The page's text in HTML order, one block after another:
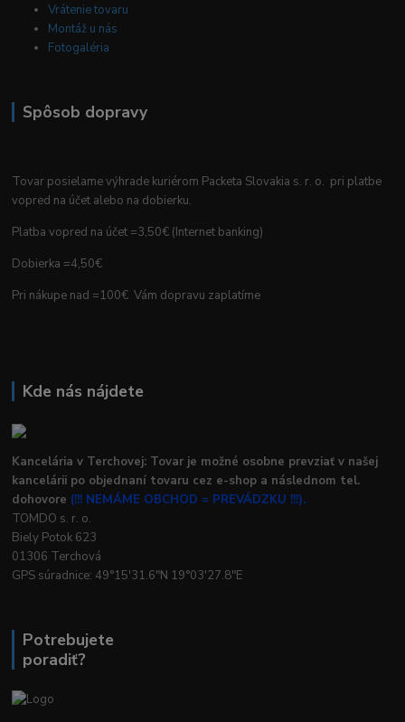
Vrátenie tovaru
Montáž u nás
Fotogaléria
Spôsob dopravy
Tovar posielame výhrade kuriérom Packeta Slovakia s. r. o. pri platbe
vopred na účet alebo na dobierku.
Platba vopred na účet =3,50€ (Internet banking)
Dobierka =4,50€
Pri nákupe nad =100€ Vám dopravu zaplatíme
Kde nás nájdete
Kancelária v Terchovej: Tovar je možné osobne prevziať v našej
kancelárii po objednaní tovaru cez e-shop a následnom tel.
dohovore (!!! NEMÁME OBCHOD = PREVÁDZKU !!!).
TOMDO s. r. o.
Biely Potok 623
01306 Terchová
GPS súradnice: 49°15'31.6"N 19°03'27.8"E
Potrebujete
poradiť?